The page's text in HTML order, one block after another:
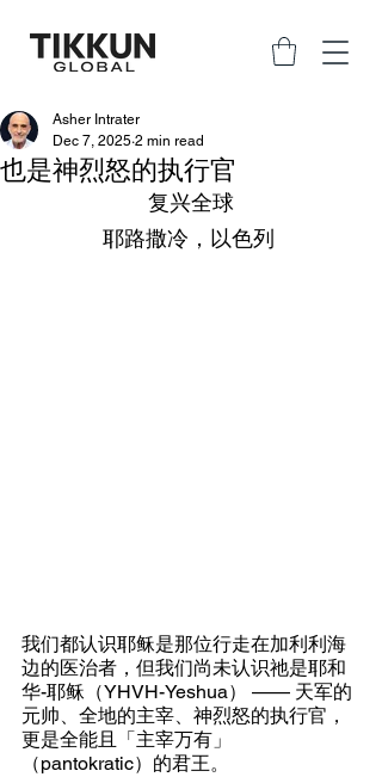
也是神烈怒的执行官
Asher Intrater
Dec 7, 2025 2 min read
复兴全球
耶路撒冷，以色列
我们都认识耶稣是那位行走在加利利海
边的医治者，但我们尚未认识祂是耶和
华-耶稣（YHVH-Yeshua） —— 天军的
元帅、全地的主宰、神烈怒的执行官，
更是全能且「主宰万有」
（pantokratic）的君王。